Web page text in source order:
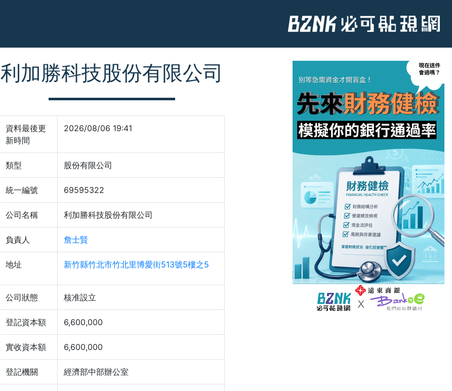
利加勝科技股份有限公司
資料最後更
新時間
2026/08/06 19:41
類型 股份有限公司
統一編號 69595322
公司名稱 利加勝科技股份有限公司
負責人 詹士賢
地址 新竹縣竹北市竹北里博愛街513號5樓之5
公司狀態 核准設立
登記資本額 6,600,000
實收資本額 6,600,000
登記機關 經濟部中部辦公室